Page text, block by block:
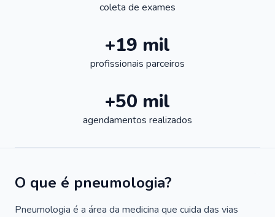
coleta de exames
+19 mil
profissionais parceiros
+50 mil
agendamentos realizados
O que é pneumologia?
Pneumologia é a área da medicina que cuida das vias